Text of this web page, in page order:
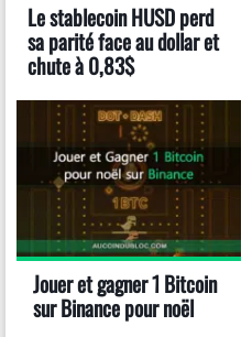
Le stablecoin HUSD perd
sa parité face au dollar et
chute à 0,83$
Jouer et gagner 1 Bitcoin
sur Binance pour noël